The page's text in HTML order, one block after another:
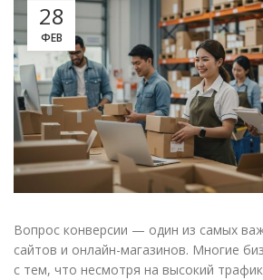
28
ФЕВ
Вопрос конверсии — один из самых
сайтов и онлайн-магазинов. Многие
с тем, что несмотря на высокий